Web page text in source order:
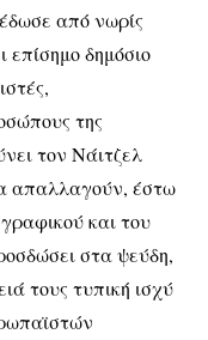
από νωρίς
δημόσιο
της
τον Νάιτζελ
απαλλαγούν, έστω
και του
στα ψεύδη,
τους τυπική ισχύ